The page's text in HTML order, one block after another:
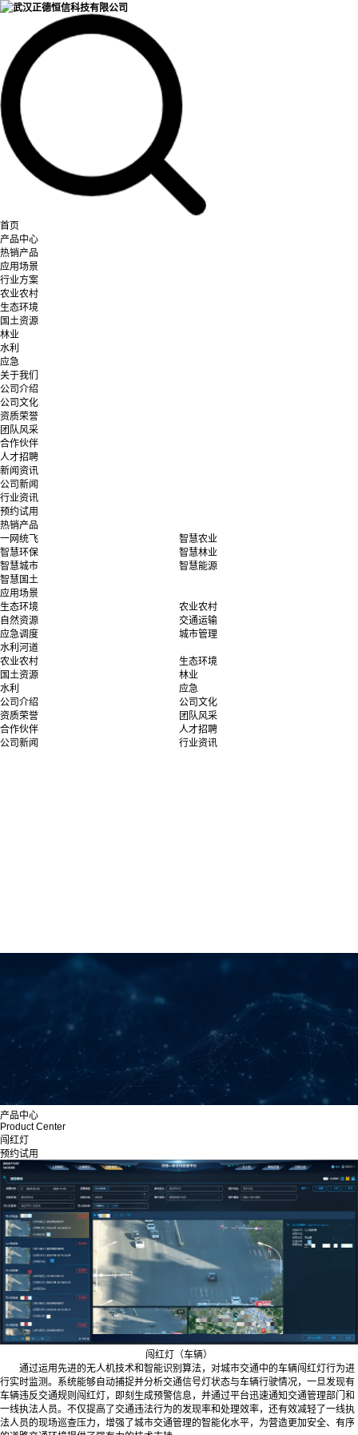
首页
产品中心
热销产品
应用场景
行业方案
农业农村
生态环境
国土资源
林业
水利
应急
关于我们
公司介绍
公司文化
资质荣誉
团队风采
合作伙伴
人才招聘
新闻资讯
公司新闻
行业资讯
预约试用
热销产品
一网统飞
智慧农业
智慧环保
智慧林业
智慧城市
智慧能源
智慧国土
应用场景
生态环境
农业农村
自然资源
交通运输
应急调度
城市管理
水利河道
农业农村
生态环境
国土资源
林业
水利
应急
公司介绍
公司文化
资质荣誉
团队风采
合作伙伴
人才招聘
公司新闻
行业资讯
产品中心
Product Center
闯红灯
预约试用
闯红灯（车辆）
通过运用先进的无人机技术和智能识别算法，对城市交通中的车辆闯红灯行为进
行实时监测。系统能够自动捕捉并分析交通信号灯状态与车辆行驶情况，一旦发现有
车辆违反交通规则闯红灯，即刻生成预警信息，并通过平台迅速通知交通管理部门和
一线执法人员。不仅提高了交通违法行为的发现率和处理效率，还有效减轻了一线执
法人员的现场巡查压力，增强了城市交通管理的智能化水平，为营造更加安全、有序